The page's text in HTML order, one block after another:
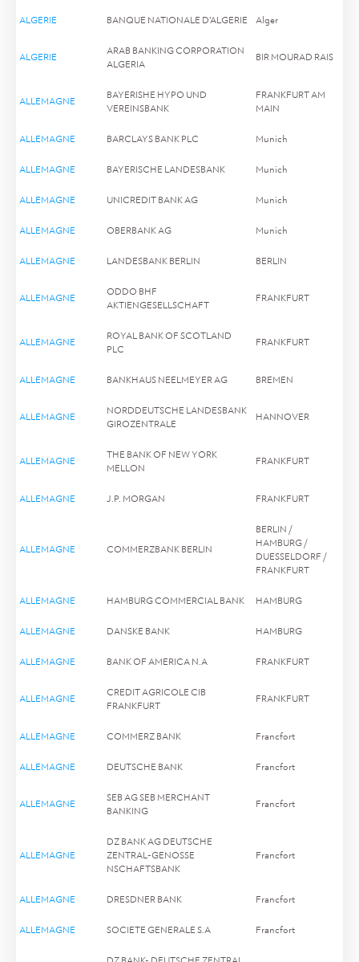
ALGERIE BANQUE NATIONALE D’ALGERIE Alger
ALGERIE
ARAB BANKING CORPORATION
ALGERIA
BIR MOURAD RAIS
ALLEMAGNE
BAYERISHE HYPO UND
VEREINSBANK
FRANKFURT AM
MAIN
ALLEMAGNE BARCLAYS BANK PLC Munich
ALLEMAGNE BAYERISCHE LANDESBANK Munich
ALLEMAGNE UNICREDIT BANK AG Munich
ALLEMAGNE OBERBANK AG Munich
ALLEMAGNE LANDESBANK BERLIN BERLIN
ALLEMAGNE
ODDO BHF
AKTIENGESELLSCHAFT
FRANKFURT
ALLEMAGNE
ROYAL BANK OF SCOTLAND
PLC
FRANKFURT
ALLEMAGNE BANKHAUS NEELMEYER AG BREMEN
ALLEMAGNE
NORDDEUTSCHE LANDESBANK
GIROZENTRALE
HANNOVER
ALLEMAGNE
THE BANK OF NEW YORK
MELLON
FRANKFURT
ALLEMAGNE J.P. MORGAN FRANKFURT
ALLEMAGNE COMMERZBANK BERLIN
BERLIN /
HAMBURG /
DUESSELDORF /
FRANKFURT
ALLEMAGNE HAMBURG COMMERCIAL BANK HAMBURG
ALLEMAGNE DANSKE BANK HAMBURG
ALLEMAGNE BANK OF AMERICA N.A FRANKFURT
ALLEMAGNE
CREDIT AGRICOLE CIB
FRANKFURT
FRANKFURT
ALLEMAGNE COMMERZ BANK Francfort
ALLEMAGNE DEUTSCHE BANK Francfort
ALLEMAGNE
SEB AG SEB MERCHANT
BANKING
Francfort
ALLEMAGNE
DZ BANK AG DEUTSCHE
ZENTRAL-GENOSSE
NSCHAFTSBANK
Francfort
ALLEMAGNE DRESDNER BANK Francfort
ALLEMAGNE SOCIETE GENERALE S.A Francfort